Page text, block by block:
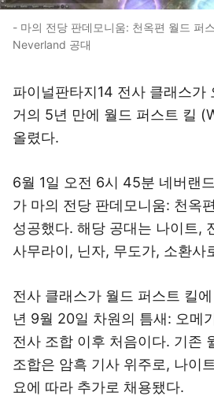
- 마의 전당 판데모니움: 천옥편 월드 퍼
Neverland 공대
파이널판타지14 전사 클래스가
거의 5년 만에 월드 퍼스트 킬
올렸다.
6월 1일 오전 6시 45분 네버랜
가 마의 전당 판데모니움: 천옥
성공했다. 해당 공대는 나이트,
사무라이, 닌자, 무도가, 소환사
전사 클래스가 월드 퍼스트 킬
년 9월 20일 차원의 틈새: 오메
전사 조합 이후 처음이다. 기존
조합은 암흑 기사 위주로, 나이
요에 따라 추가로 채용됐다.